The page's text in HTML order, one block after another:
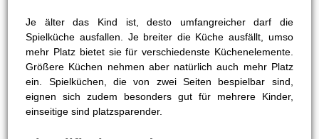
Je älter das Kind ist, desto umfangreicher darf die
Spielküche ausfallen. Je breiter die Küche ausfällt, umso
mehr Platz bietet sie für verschiedenste Küchenelemente.
Größere Küchen nehmen aber natürlich auch mehr Platz
ein. Spielküchen, die von zwei Seiten bespielbar sind,
eignen sich zudem besonders gut für mehrere Kinder,
einseitige sind platzsparender.